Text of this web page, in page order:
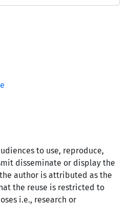
to use, reproduce,
disseminate or display the
author is attributed as the
the reuse is restricted to
i.e., research or